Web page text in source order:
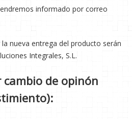
informado por correo
nueva entrega del producto serán
Integrales, S.L.
de opinón